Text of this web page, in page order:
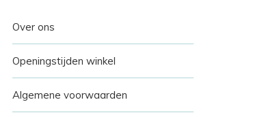
Over ons
Openingstijden winkel
Algemene voorwaarden